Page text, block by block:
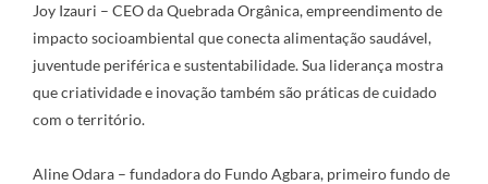
Joy Izauri – CEO da Quebrada Orgânica, empreendimento de
impacto socioambiental que conecta alimentação saudável,
juventude periférica e sustentabilidade. Sua liderança mostra
que criatividade e inovação também são práticas de cuidado
com o território.
Aline Odara – fundadora do Fundo Agbara, primeiro fundo de